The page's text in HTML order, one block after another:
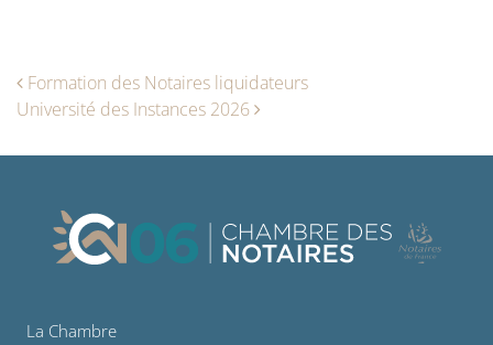
Navigation des articles
Formation des Notaires liquidateurs
Université des Instances 2026
La Chambre